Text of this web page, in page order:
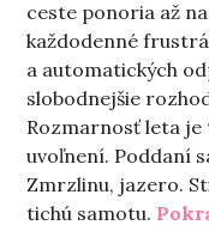
ceste ponoria až
každodenné
a automatických
slobodnejšie
Rozmarnosť leta je
uvoľnení. Poddaní
Zmrzlinu, jazero.
tichú samotu.